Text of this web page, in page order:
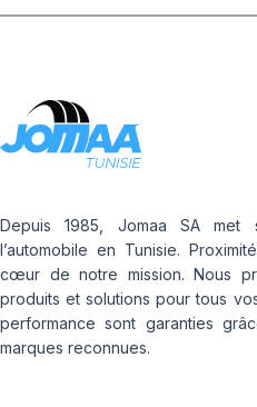
Depuis 1985, Jomaa SA
l’automobile en Tunisie.
cœur de notre mission. Nous
produits et solutions pour tous
performance sont garanties
marques reconnues.